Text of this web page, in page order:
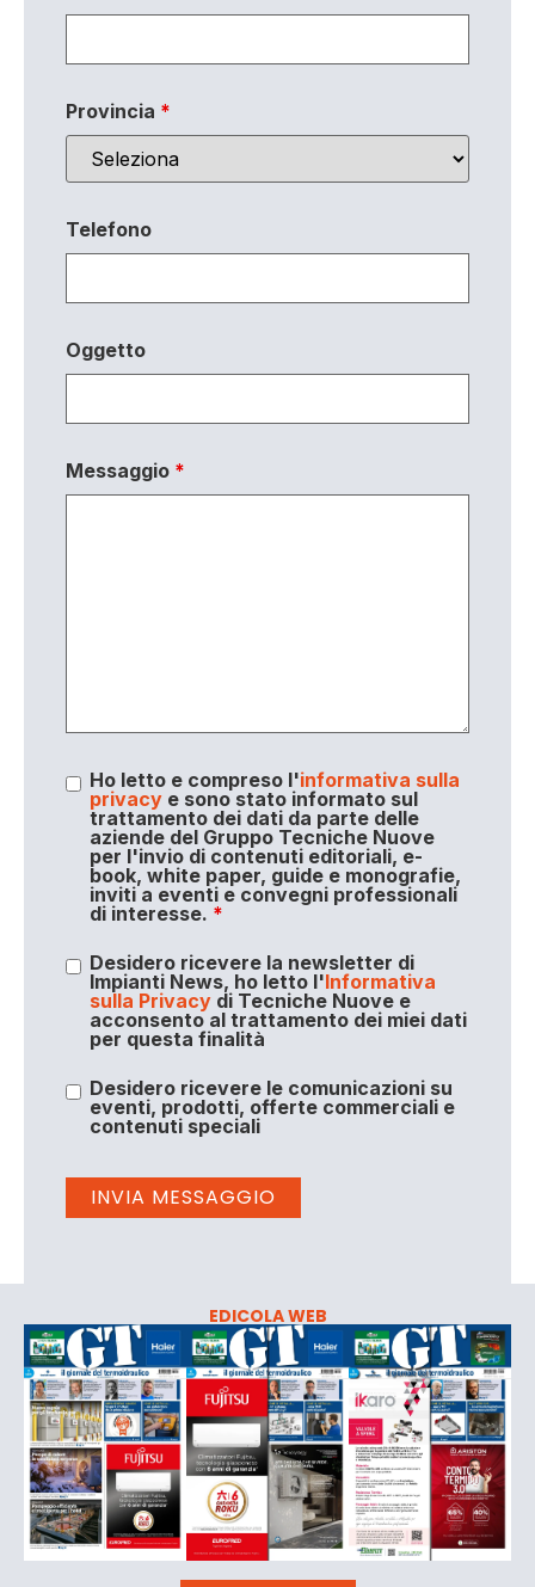
Provincia *
Telefono
Oggetto
Messaggio *
Ho letto e compreso l'informativa sulla
privacye sono stato informato sul
trattamento dei dati da parte delle
aziende del Gruppo Tecniche Nuove
per l'invio di contenuti editoriali, e-
book, white paper, guide e monografie,
inviti a eventi e convegni professionali
di interesse. *
Desidero ricevere la newsletter di
Impianti News, ho letto l'Informativa
sulla Privacydi Tecniche Nuove e
acconsento al trattamento dei miei dati
per questa finalità
Desidero ricevere le comunicazioni su
eventi, prodotti, offerte commerciali e
contenuti speciali
EDICOLA WEB